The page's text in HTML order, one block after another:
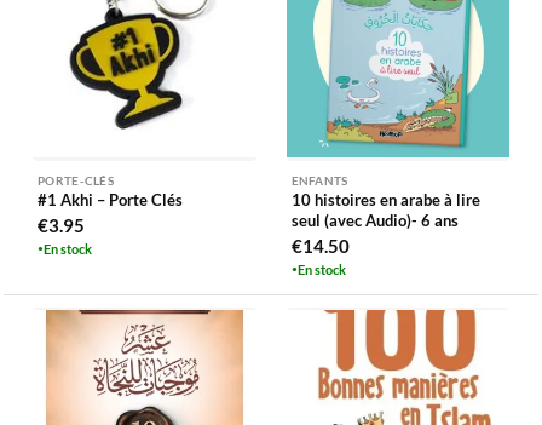
PORTE-CLÉS
#1 Akhi – Porte Clés
€3.95
En stock
ENFANTS
10 histoires en arabe à lire
seul (avec Audio)- 6 ans
€14.50
En stock